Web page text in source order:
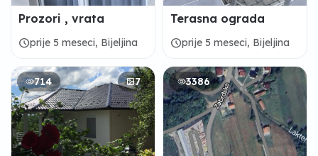
Prozori , vrata
scheduleprije 5 meseci, Bijeljina
Terasna ograda
scheduleprije 5 meseci, Bijeljina
714 7 3386